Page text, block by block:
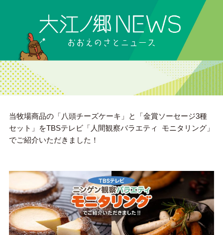
当牧場商品の「八頭チーズケーキ」と「金賞ソーセージ3種
セット」をTBSテレビ「人間観察バラエティ モニタリング」
でご紹介いただきました！